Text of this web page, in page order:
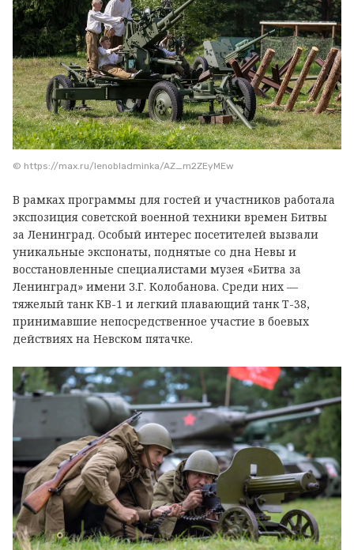
© https://max.ru/lenobladminka/AZ_m2ZEyMEw
В рамках программы для гостей и участников работала
экспозиция советской военной техники времен Битвы
за Ленинград. Особый интерес посетителей вызвали
уникальные экспонаты, поднятые со дна Невы и
восстановленные специалистами музея «Битва за
Ленинград» имени З.Г. Колобанова. Среди них —
тяжелый танк КВ-1 и легкий плавающий танк Т-38,
принимавшие непосредственное участие в боевых
действиях на Невском пятачке.